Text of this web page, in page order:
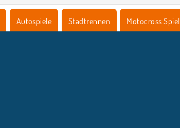
Autospiele Stadtrennen Motocross